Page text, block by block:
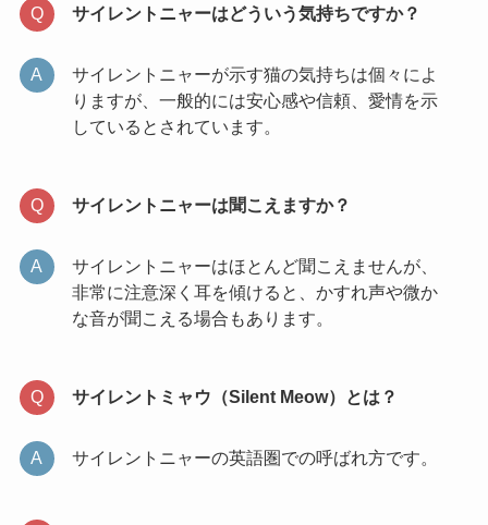
サイレントニャーはどういう気持ちですか？
サイレントニャーが示す猫の気持ちは個々によ
りますが、一般的には安心感や信頼、愛情を示
しているとされています。
サイレントニャーは聞こえますか？
サイレントニャーはほとんど聞こえませんが、
非常に注意深く耳を傾けると、かすれ声や微か
な音が聞こえる場合もあります。
サイレントミャウ（Silent Meow）とは？
サイレントニャーの英語圏での呼ばれ方です。